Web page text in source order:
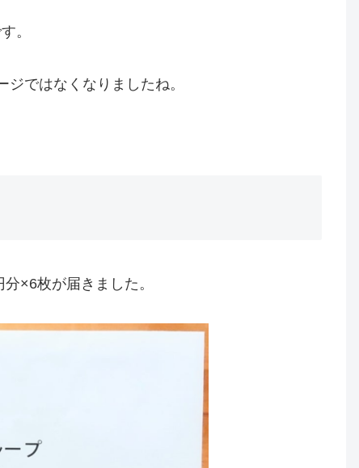
。
ではなくなりましたね。
×6枚が届きました。